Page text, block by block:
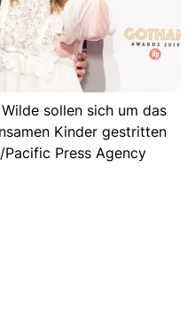
sollen sich um das
Kinder gestritten
Press Agency